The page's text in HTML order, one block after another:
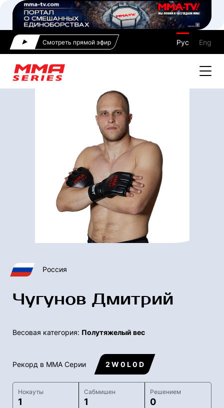
Смотреть прямой эфир Рус Eng
Россия
Чугунов Дмитрий
Весовая категория: Полутяжелый вес
Рекорд в ММА Серии 2 W 0 L 0 D
Нокауты
1
Сабмишен
1
Решением
0